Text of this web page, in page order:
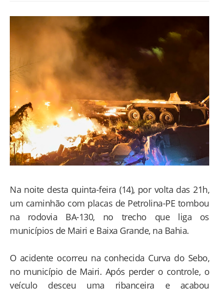
Na noite desta quinta-feira (14), por volta das 21h,
um caminhão com placas de Petrolina-PE tombou
na rodovia BA-130, no trecho que liga os
municípios de Mairi e Baixa Grande, na Bahia.
O acidente ocorreu na conhecida Curva do Sebo,
no município de Mairi. Após perder o controle, o
veículo desceu uma ribanceira e acabou